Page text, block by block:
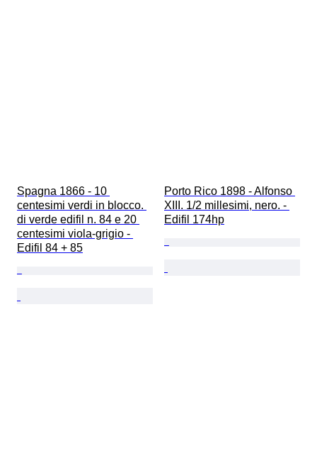
Spagna 1866 - 10
centesimi verdi in blocco.
di verde edifil n. 84 e 20
centesimi viola-grigio -
Edifil 84 + 85
Porto Rico 1898 - Alfonso
XIII. 1/2 millesimi, nero. -
Edifil 174hp